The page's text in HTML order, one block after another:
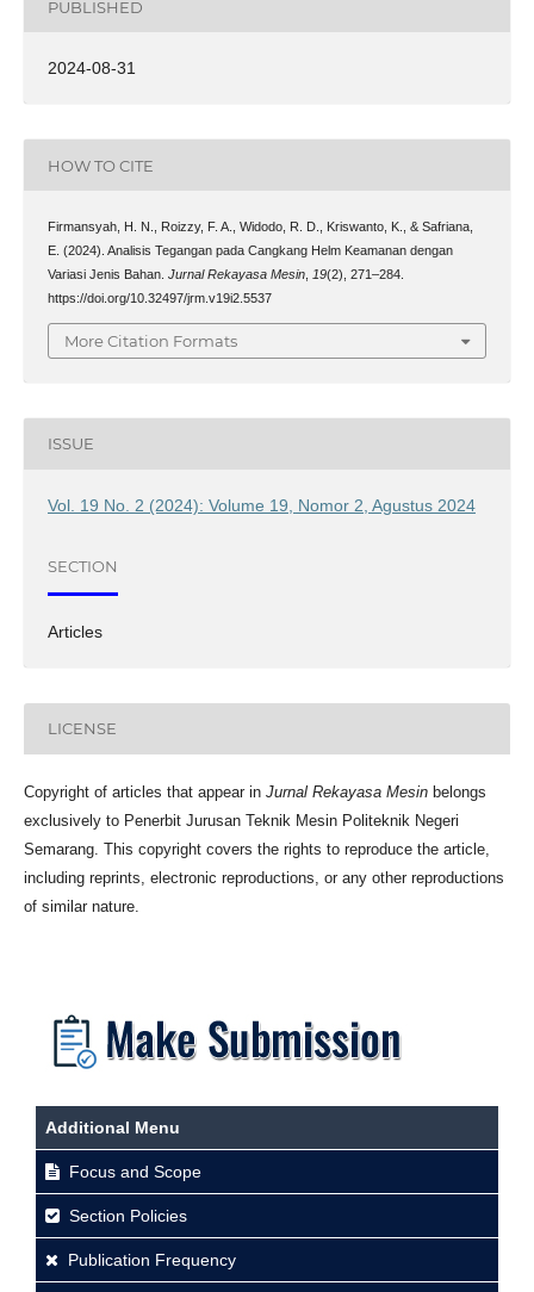
PUBLISHED
2024-08-31
HOW TO CITE
Firmansyah, H. N., Roizzy, F. A., Widodo, R. D., Kriswanto, K., & Safriana,
E. (2024). Analisis Tegangan pada Cangkang Helm Keamanan dengan
Variasi Jenis Bahan. Jurnal Rekayasa Mesin, 19(2), 271–284.
https://doi.org/10.32497/jrm.v19i2.5537
More Citation Formats
ISSUE
Vol. 19 No. 2 (2024): Volume 19, Nomor 2, Agustus 2024
SECTION
Articles
LICENSE
Copyright of articles that appear in Jurnal Rekayasa Mesinbelongs
exclusively to Penerbit Jurusan Teknik Mesin Politeknik Negeri
Semarang. This copyright covers the rights to reproduce the article,
including reprints, electronic reproductions, or any other reproductions
of similar nature.
Additional Menu
Focus and Scope
Section Policies
Publication Frequency